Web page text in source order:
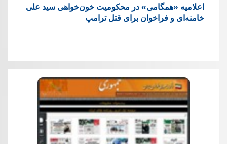
اعلامیه «همگامی» در محکومیت خون‌خواهی سید علی
خامنه‌ای و فراخوان برای قتل ترامپ